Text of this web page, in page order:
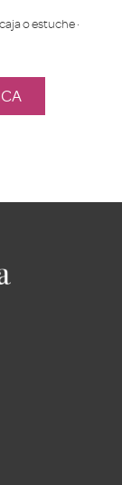
o estuche ·